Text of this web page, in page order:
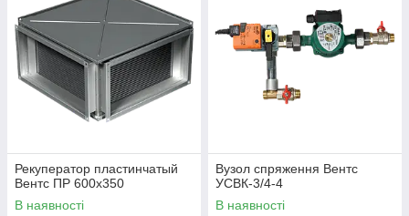
Рекуператор пластинчатый
Вентс ПР 600х350
В наявності
Вузол спряження Вентс
УСВК-3/4-4
В наявності